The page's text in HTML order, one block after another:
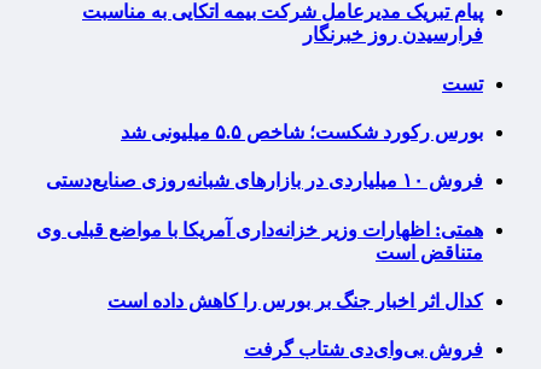
پیام تبریک مدیرعامل شرکت بیمه اتکایی به مناسبت
فرارسیدن روز خبرنگار
تست
بورس رکورد شکست؛ شاخص ۵.۵ میلیونی شد
فروش ۱۰ میلیاردی در بازارهای شبانه‌روزی صنایع‌دستی
همتی: اظهارات وزیر خزانه‌داری آمریکا با مواضع قبلی وی
متناقض است
کدال اثر اخبار جنگ بر بورس را کاهش داده است
فروش بی‌وای‌دی شتاب گرفت